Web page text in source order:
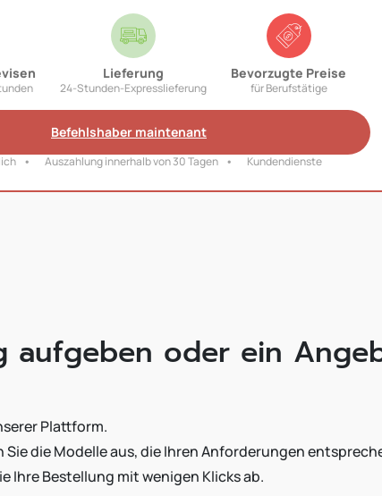
Lieferung
24-Stunden-Expresslieferung
Bevorzugte Preise
für Berufstätige
Befehlshaber maintenant
Auszahlung innerhalb von 30 Tagen Kundendienste
aufgeben oder ein
Plattform.
Sie die Modelle aus, die Ihren Anforderungen
Ihre Bestellung mit wenigen Klicks ab.